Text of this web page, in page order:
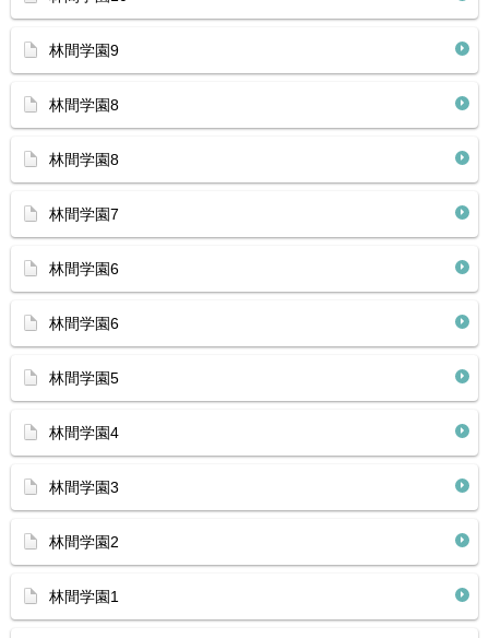
林間学園9
林間学園8
林間学園8
林間学園7
林間学園6
林間学園6
林間学園5
林間学園4
林間学園3
林間学園2
林間学園1